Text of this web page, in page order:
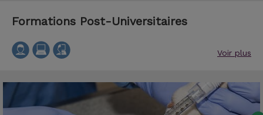
Formations Post-Universitaires
Voir plus